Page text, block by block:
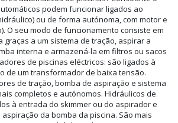
podem funcionar ligados ao
ou de forma autónoma, com motor e
O seu modo de funcionamento consiste em
graças a um sistema de tração, aspirar a
interna e armazená-la em filtros ou sacos
de piscinas eléctricos: são ligados à
de um transformador de baixa tensão.
de tração, bomba de aspiração e sistema
completos e autónomos. Hidráulicos de
à entrada do skimmer ou do aspirador e
da bomba da piscina. São mais